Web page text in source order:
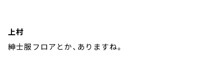
上村
紳士服フロアとか、ありますね。